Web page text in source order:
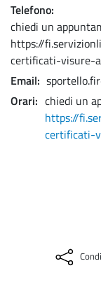
Telefono
chiedi un
https://
certificati-visure-
Email
Orari
chiedi un
https://
certificati-